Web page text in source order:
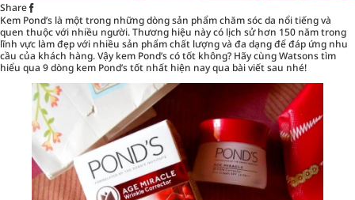
Share
Kem Pond’s là một trong những dòng sản phẩmchăm sóc da nổi tiếng và
quen thuộc với nhiều người. Thương hiệu này có lịch sử hơn 150 năm trong
lĩnh vực làm đẹp với nhiều sản phẩm chất lượng và đa dạng để đáp ứng nhu
cầu của khách hàng. Vậy kem Pond’s có tốt không? Hãy cùng Watsons tìm
hiểu qua 9 dòng kem Pond’s tốt nhất hiện nay qua bài viết sau nhé!